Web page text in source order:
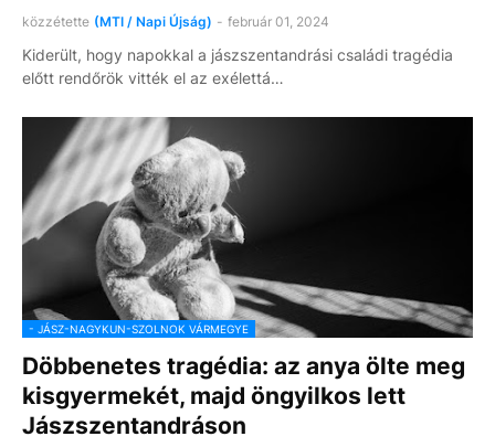
közzétette (MTI / Napi Újság) - február 01, 2024
Kiderült, hogy napokkal a jászszentandrási családi tragédia
előtt rendőrök vitték el az exélettá…
- JÁSZ-NAGYKUN-SZOLNOK VÁRMEGYE
Döbbenetes tragédia: az anya ölte meg
kisgyermekét, majd öngyilkos lett
Jászszentandráson